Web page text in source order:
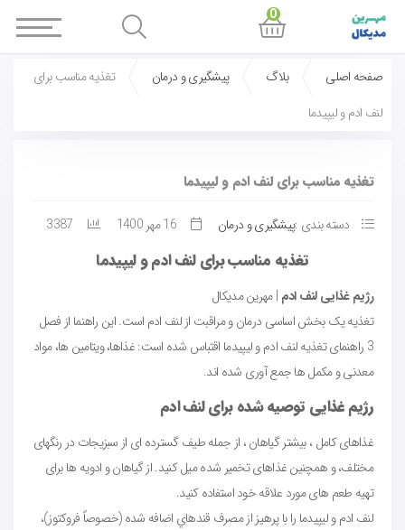
صفحه اصلی بلاگ پیشگیری و درمان
تغذیه مناسب برای
لنف ادم و لیپیدما
تغذیه مناسب برای لنف ادم و لیپیدما
دسته بندی :پیشگیری و درمان 16 مهر 1400
تغذیه مناسب برای لنف ادم و لیپیدما
رژیم غذایی لنف ادم | مهرین مدیکال
تغذیه یک بخش اساسی درمان و مراقبت از لنف ادم است. این راهنما از فصل
3 راهنمای تغذیه لنف ادم و لیپیدما اقتباس شده است: غذاها، ویتامین ها، مواد
معدنی و مکمل ها جمع آوری شده اند.
رژیم غذایی توصیه شده برای لنف ادم
غذاهای کامل ، بیشتر گیاهان ، از جمله طیف گسترده ای از سبزیجات در رنگهای
مختلف، و همچنین غذاهای تخمیر شده میل کنید. از گیاهان و ادویه ها برای
تهیه طعم های مورد علاقه خود استفاده کنید.
لنف ادم و ليپيدما را با پرهيز از مصرف قندهاي اضافه شده (خصوصاً فروكتوز)،
0